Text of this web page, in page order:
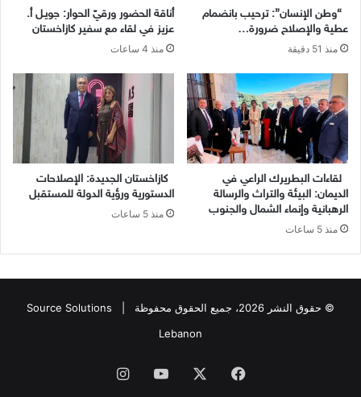
“وطن الإنسان”: ترحيب بانضمام
عطية والإصلاح ضرورة…
منذ 51 دقيقة
أناقة الحضور ورقيّ الحوار: جويـل أ.
عزيز في لقاء مع سفير كازاخستان
منذ 4 ساعات
لقاءات البطريرك الراعي في
الديمان: البيئة والتراث والرسالة
الرهبانية وإنماء الشمال والجنوب
منذ 5 ساعات
كازاخستان الجديدة: الإصلاحات
الدستورية ورؤية الدولة للمستقبل
منذ 5 ساعات
© حقوق النشر 2026، جميع الحقوق محفوظة |
Source Solutions
Lebanon
فيسبوك يوتيوبانستقرام